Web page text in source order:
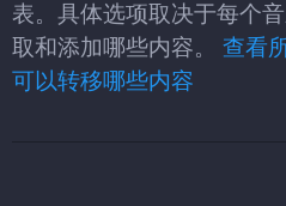
表。具体选项取决于每个
取和添加哪些内容。 查看
可以转移哪些内容